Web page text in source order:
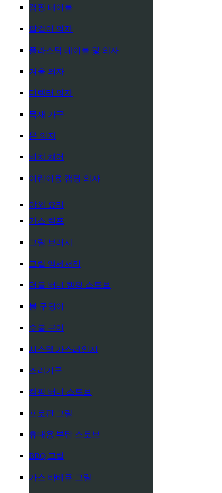
캠핑 테이블
팔걸이 의자
플라스틱 테이블 및 의자
겨울 의자
디렉터 의자
목재 가구
문 의자
비치 체어
어린이용 캠핑 의자
야외 요리
가스 램프
그릴 브러시
그릴 액세서리
더블 버너 캠핑 스토브
불 구덩이
숯불 구이
시스템 가스레인지
조리기구
캠핑 버너 스토브
프로판 그릴
휴대용 부탄 스토브
BBQ 그릴
가스 바베큐 그릴